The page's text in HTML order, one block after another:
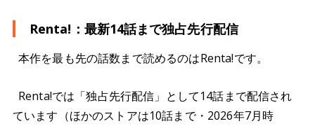
Renta!：最新14話まで独占先行配信
本作を最も先の話数まで読めるのはRenta!です。
Renta!では「独占先行配信」として14話まで配信され
ています（ほかのストアは10話まで・2026年7月時